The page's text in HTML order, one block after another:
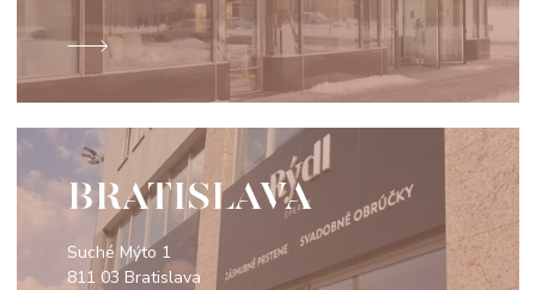
BRATISLAVA
Suché Mýto 1
811 03 Bratislava